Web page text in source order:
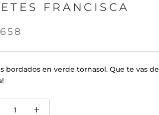
FRANCISCA
bordados en verde tornasol. Que te vas de